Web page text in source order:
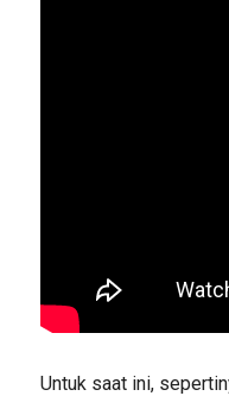
Untuk saat ini,